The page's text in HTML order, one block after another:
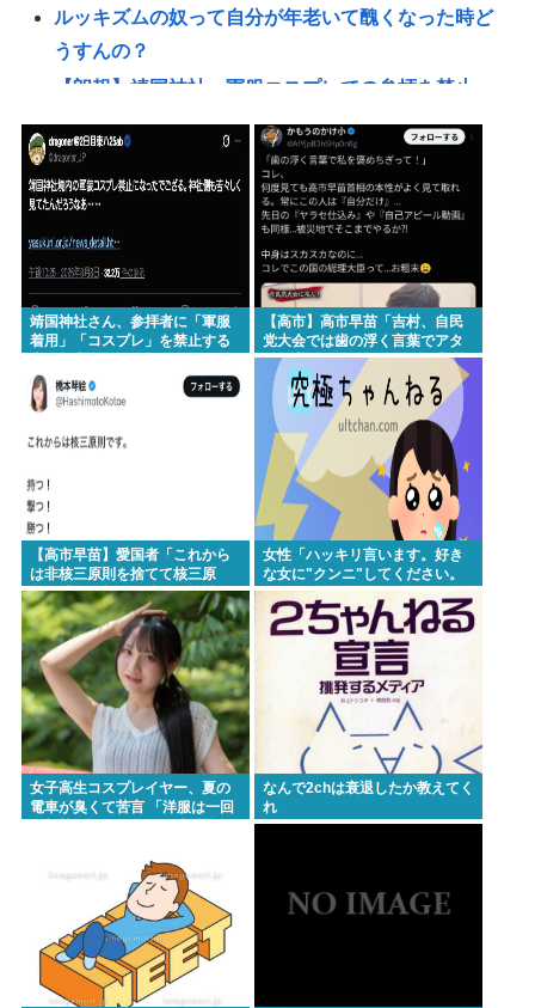
ルッキズムの奴って自分が年老いて醜くなった時ど
うすんの？
【朗報】靖国神社、軍服コスプレでの参拝を禁止へ
www
台風13号は中国大陸に行ったけど、15号の予想進
路…なんだこれ？ [8/8]
タイピング最強になりたいどうすればいいか教えろ
【共産党】募金中に中指がメガネに当たった？物理
的に不可能と大爆笑
【悲報】グエン、またまたまたまたまたまた逮捕
誰かワンウェイネジってやつの外し方教えて
【緊急】少子化の原因、判明するwww
誰でもできる仕事してるやつって死にたくならん
なして君ら「テスラ」買わないの？モデル3なら300
万程度で買える.コスパ最強車がここにあるのに
Powered by livedoor 相互RSS
靖国神社さん、参拝者に「軍服
着用」「コスプレ」を禁止する
【高市】高市早苗「吉村、自民
党大会では歯の浮く言葉でアタ
シを褒めちぎりなさい！」大阪
維新吉村「ハハ…」
【高市早苗】愛国者「これから
は非核三原則を捨てて核三原
則。持つ！撃つ！勝つ！核戦争
には慣れている、試してみる
か？」
女性「ハッキリ言います。好き
な女に"クンニ"してください。
それだけで惚れます」
女子高生コスプレイヤー、夏の
電車が臭くて苦言 「洋服は一回
なんで2chは衰退したか教えてく
れ